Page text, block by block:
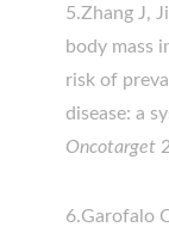
5.Zhang J,
body mass
risk of
disease: a
Oncotarget
6.Garofalo